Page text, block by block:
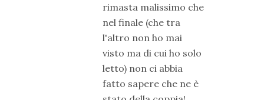
rimasta malissimo che
nel finale (che tra
l'altro non ho mai
visto ma di cui ho solo
letto) non ci abbia
fatto sapere che ne è